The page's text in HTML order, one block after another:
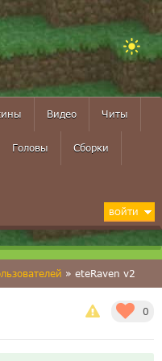
Видео Читы
Головы Сборки
ВОЙТИ
» eteRaven v2
0